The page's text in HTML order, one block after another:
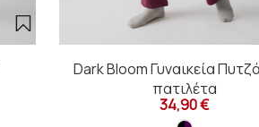
Dark Bloom Γυναικεία
πατιλέτα
34,90 €